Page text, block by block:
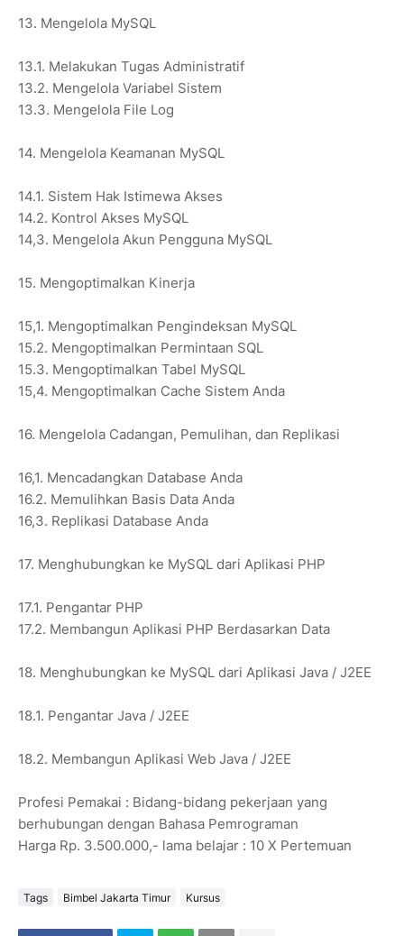
13. Mengelola MySQL
13.1. Melakukan Tugas Administratif
13.2. Mengelola Variabel Sistem
13.3. Mengelola File Log
14. Mengelola Keamanan MySQL
14.1. Sistem Hak Istimewa Akses
14.2. Kontrol Akses MySQL
14,3. Mengelola Akun Pengguna MySQL
15. Mengoptimalkan Kinerja
15,1. Mengoptimalkan Pengindeksan MySQL
15.2. Mengoptimalkan Permintaan SQL
15.3. Mengoptimalkan Tabel MySQL
15,4. Mengoptimalkan Cache Sistem Anda
16. Mengelola Cadangan, Pemulihan, dan Replikasi
16,1. Mencadangkan Database Anda
16.2. Memulihkan Basis Data Anda
16,3. Replikasi Database Anda
17. Menghubungkan ke MySQL dari Aplikasi PHP
17.1. Pengantar PHP
17.2. Membangun Aplikasi PHP Berdasarkan Data
18. Menghubungkan ke MySQL dari Aplikasi Java / J2EE
18.1. Pengantar Java / J2EE
18.2. Membangun Aplikasi Web Java / J2EE
Profesi Pemakai : Bidang-bidang pekerjaan yang
berhubungan dengan Bahasa Pemrograman
Harga Rp. 3.500.000,- lama belajar : 10 X Pertemuan
Tags Bimbel Jakarta Timur Kursus